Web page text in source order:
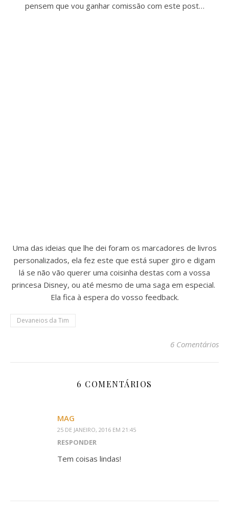
pensem que vou ganhar comissão com este post…
Uma das ideias que lhe dei foram os marcadores de livros
personalizados, ela fez este que está super giro e digam
lá se não vão querer uma coisinha destas com a vossa
princesa Disney, ou até mesmo de uma saga em especial.
Ela fica à espera do vosso feedback.
Devaneios da Tim
6 Comentários
6 COMENTÁRIOS
MAG
25 DE JANEIRO, 2016 EM 21:45
RESPONDER
Tem coisas lindas!